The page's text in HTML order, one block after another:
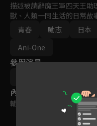
描述被請辭魔王軍四天王
獸、人類一同生活的日常故
青春
勵志 日本
Ani-One
參與演員
內容標籤
輔導十二歲級